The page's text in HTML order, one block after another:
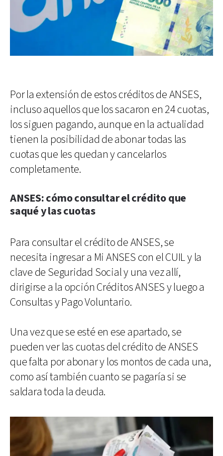
Por la extensión de estos créditos de ANSES,
incluso aquellos que los sacaron en 24 cuotas,
los siguen pagando, aunque en la actualidad
tienen la posibilidad de abonar todas las
cuotas que les quedan y cancelarlos
completamente.
ANSES: cómo consultar el crédito que
saqué y las cuotas
Para consultar el crédito de ANSES, se
necesita ingresar a Mi ANSES con el CUIL y la
clave de Seguridad Social y una vez allí,
dirigirse a la opción Créditos ANSES y luego a
Consultas y Pago Voluntario.
Una vez que se esté en ese apartado, se
pueden ver las cuotas del crédito de ANSES
que falta por abonar y los montos de cada una,
como así también cuanto se pagaría si se
saldara toda la deuda.